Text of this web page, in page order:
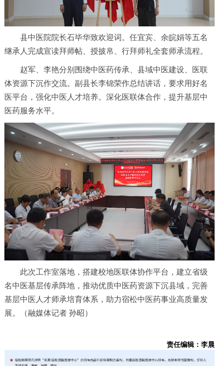
县中医院院长石毕华致欢迎词。任宜宾、余皖娟等五名
继承人完成宣读拜师帖、授披帛、行拜师礼全套师承流程。
赵军、李艳分别围绕中医药传承、县域中医建设、医联
体资源下沉作交流。副县长李锦荣作总结讲话，要求用好名
医平台，强化中医人才培养。深化医联体合作，提升基层中
医药服务水平。
此次工作室落地，搭建校地医联体协作平台，建立省级
名中医基层传承阵地，推动优质中医药资源下沉县域，完善
基层中医人才师承培育体系，助力宿松中医药事业高质量发
展。（融媒体记者 孙昭）
责任编辑：李晨